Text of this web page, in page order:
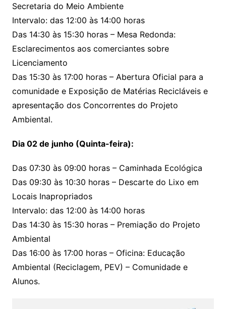
Secretaria do Meio Ambiente
Intervalo: das 12:00 às 14:00 horas
Das 14:30 às 15:30 horas – Mesa Redonda:
Esclarecimentos aos comerciantes sobre
Licenciamento
Das 15:30 às 17:00 horas – Abertura Oficial para a
comunidade e Exposição de Matérias Recicláveis e
apresentação dos Concorrentes do Projeto
Ambiental.
Dia 02 de junho (Quinta-feira):
Das 07:30 às 09:00 horas – Caminhada Ecológica
Das 09:30 às 10:30 horas – Descarte do Lixo em
Locais Inapropriados
Intervalo: das 12:00 às 14:00 horas
Das 14:30 às 15:30 horas – Premiação do Projeto
Ambiental
Das 16:00 às 17:00 horas – Oficina: Educação
Ambiental (Reciclagem, PEV) – Comunidade e
Alunos.